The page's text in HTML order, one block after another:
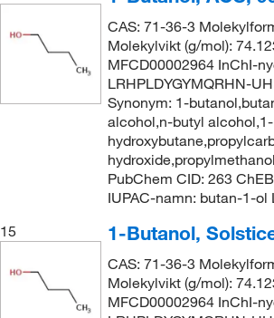
CAS: 71-36-3
Molekylvikt (g/mol):
MFCD00002964 InChI-
LRHPLDYGYMQRHN-
Synonym: 1-
alcohol,n-butyl alcohol,1-
PubChem CID: 263
IUPAC-namn: butan-1-ol
15
1-Butanol,
CAS: 71-36-3
Molekylvikt (g/mol):
MFCD00002964 InChI-